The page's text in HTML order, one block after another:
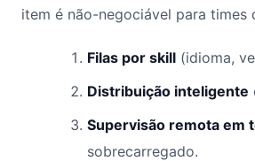
item é não-negociável para times
Filas por skill (idioma,
Distribuição inteligente
Supervisão remota em
sobrecarregado.